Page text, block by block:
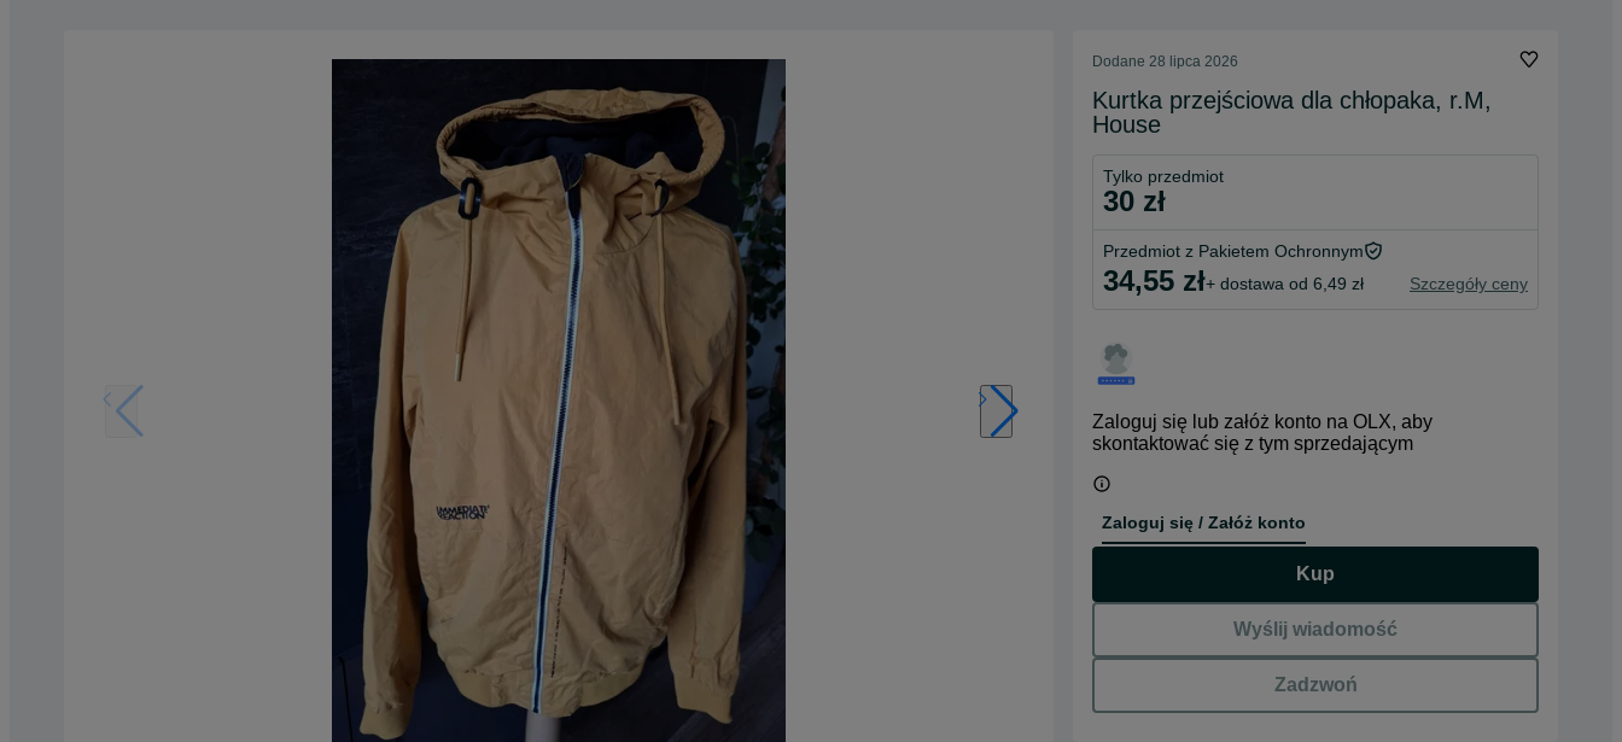
Dodane 28 lipca 2026
Kurtka przejściowa dla chłopaka, r.M,
House
Tylko przedmiot
30 zł
Przedmiot z Pakietem Ochronnym
34,55 zł+ dostawa od 6,49 zł Szczegóły ceny
Zaloguj się lub załóż konto na OLX, aby
skontaktować się z tym sprzedającym
Zaloguj się / Załóż konto
Kup
Wyślij wiadomość
Zadzwoń